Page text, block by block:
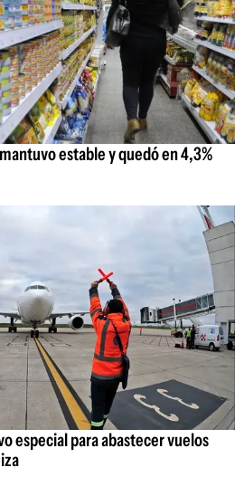
estable y quedó en 4,3%
especial para abastecer vuelos